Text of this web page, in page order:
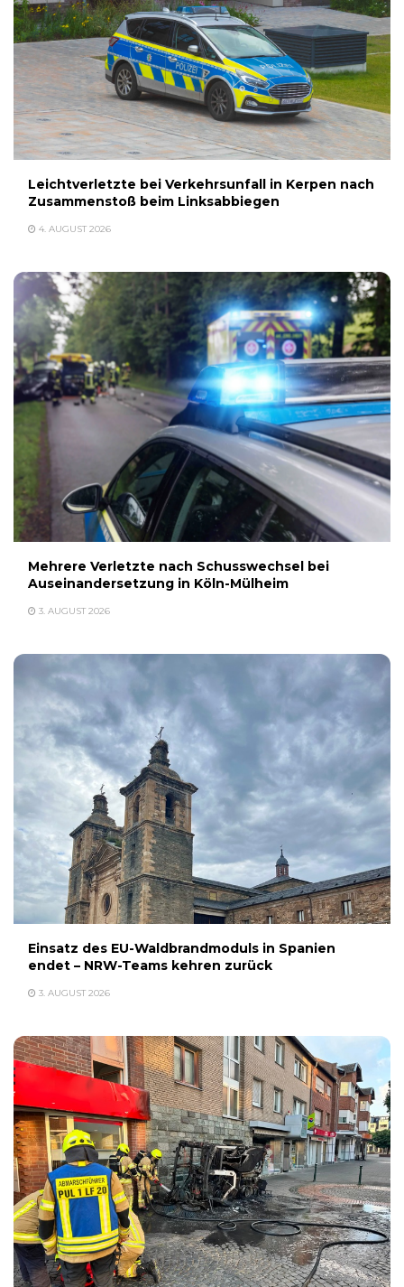
Leichtverletzte bei Verkehrsunfall in Kerpen nach
Zusammenstoß beim Linksabbiegen
4. AUGUST 2026
Mehrere Verletzte nach Schusswechsel bei
Auseinandersetzung in Köln-Mülheim
3. AUGUST 2026
Einsatz des EU-Waldbrandmoduls in Spanien
endet – NRW-Teams kehren zurück
3. AUGUST 2026